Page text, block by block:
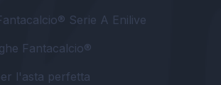
Serie A Enilive
Fantacalcio®
l'asta perfetta